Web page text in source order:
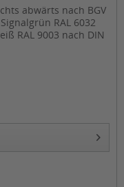
abwärts nach BGV
RAL 6032
RAL 9003 nach DIN